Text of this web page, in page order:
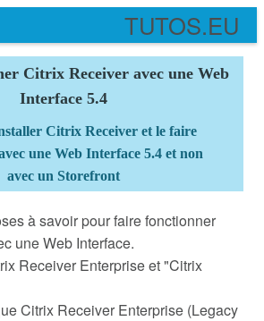
TUTOS.EU
Citrix Receiver avec une Web
Interface 5.4
Citrix Receiver et le faire
une Web Interface 5.4 et non
avec un Storefront
à savoir pour faire fonctionner
une Web Interface.
Receiver Enterprise et "Citrix
Citrix Receiver Enterprise (Legacy